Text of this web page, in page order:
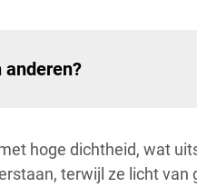
hoge dichtheid, wat
terwijl ze licht